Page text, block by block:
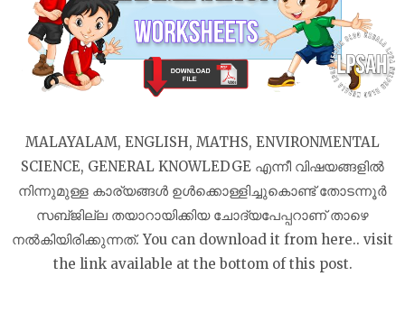
MALAYALAM, ENGLISH, MATHS, ENVIRONMENTAL
SCIENCE, GENERAL KNOWLEDGE എന്നീ വിഷയങ്ങളിൽ
നിന്നുമുള്ള കാര്യങ്ങൾ ഉൾക്കൊള്ളിച്ചുകൊണ്ട് തോടന്നൂർ
സബ്‌ജില്ല തയാറായിക്കിയ ചോദ്യപേപ്പറാണ് താഴെ
നൽകിയിരിക്കുന്നത്. You can download it from here.. visit
the link available at the bottom of this post.